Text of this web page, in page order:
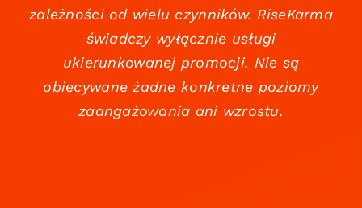
zależności od wielu czynników. RiseKarma
świadczy wyłącznie usługi
ukierunkowanej promocji. Nie są
obiecywane żadne konkretne poziomy
zaangażowania ani wzrostu.